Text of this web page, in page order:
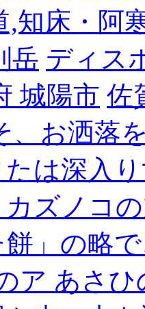
知床・阿
岳 ディス
城陽市 佐
、お洒落
は深入
ズノコ
餅」の略
ア あさひ